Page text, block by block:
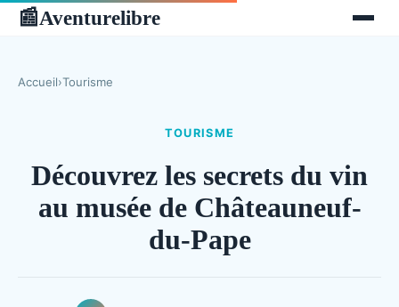
📰Aventurelibre
Accueil›Tourisme
TOURISME
Découvrez les secrets du vin
au musée de Châteauneuf-
du-Pape